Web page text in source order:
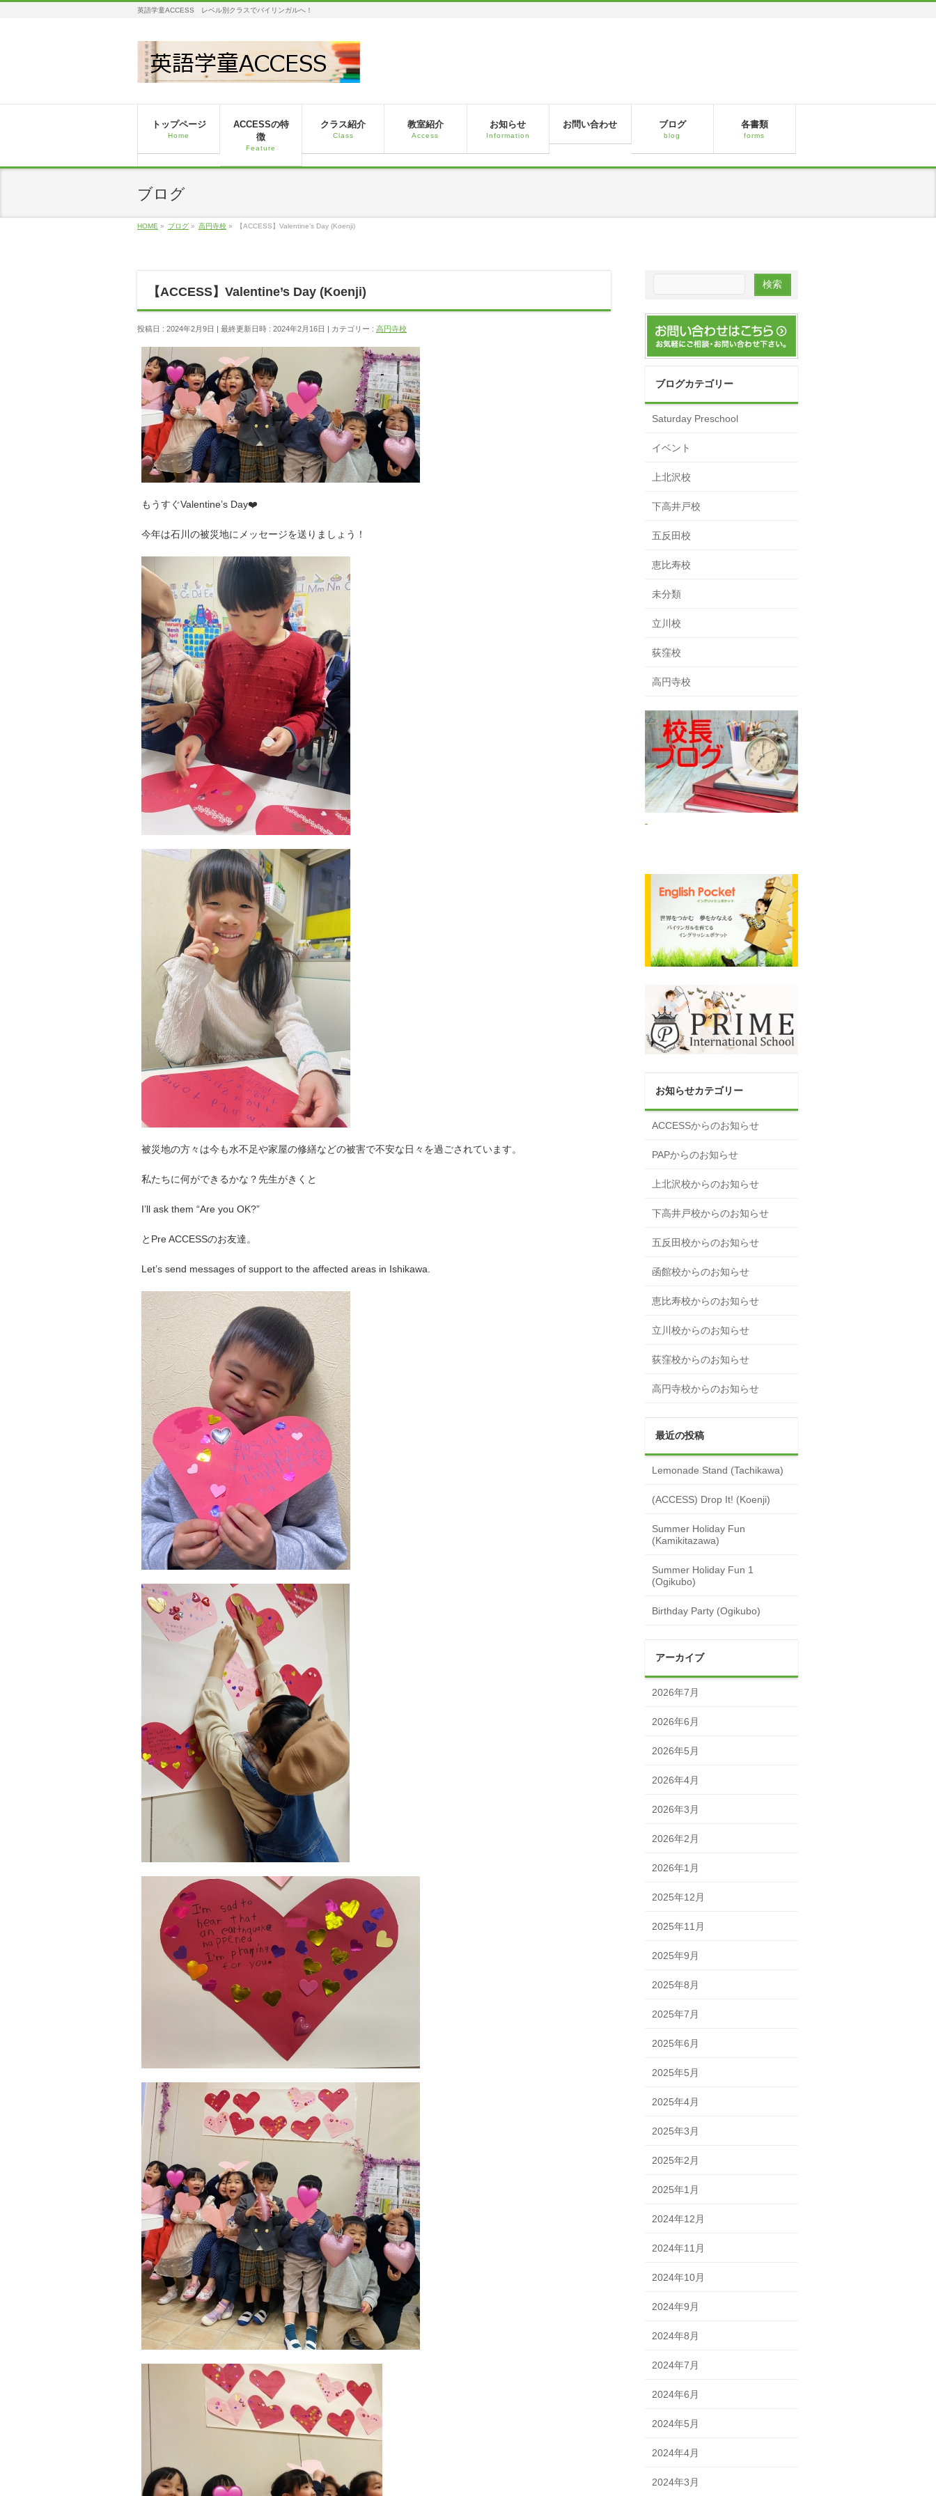
英語学童ACCESS レベル別クラスでバイリンガルへ！
トップページ
Home
ACCESSの特
徴
Feature
クラス紹介
Class
教室紹介
Access
お知らせ
Information
お問い合わせ ブログ
blog
各書類
forms
ブログ
HOME » ブログ » 高円寺校 » 【ACCESS】Valentine’s Day (Koenji)
【ACCESS】Valentine’s Day (Koenji)
投稿日 : 2024年2月9日 最終更新日時 : 2024年2月16日 カテゴリー : 高円寺校
もうすぐValentine’s Day❤️
今年は石川の被災地にメッセージを送りましょう！
被災地の方々は今も水不足や家屋の修繕などの被害で不安な日々を過ごされています。
私たちに何ができるかな？先生がきくと
I’ll ask them “Are you OK?”
とPre ACCESSのお友達。
Let’s send messages of support to the affected areas in Ishikawa.
ブログカテゴリー
Saturday Preschool
イベント
上北沢校
下高井戸校
五反田校
恵比寿校
未分類
立川校
荻窪校
高円寺校
お知らせカテゴリー
ACCESSからのお知らせ
PAPからのお知らせ
上北沢校からのお知らせ
下高井戸校からのお知らせ
五反田校からのお知らせ
函館校からのお知らせ
恵比寿校からのお知らせ
立川校からのお知らせ
荻窪校からのお知らせ
高円寺校からのお知らせ
最近の投稿
Lemonade Stand (Tachikawa)
(ACCESS) Drop It! (Koenji)
Summer Holiday Fun
(Kamikitazawa)
Summer Holiday Fun 1
(Ogikubo)
Birthday Party (Ogikubo)
アーカイブ
2026年7月
2026年6月
2026年5月
2026年4月
2026年3月
2026年2月
2026年1月
2025年12月
2025年11月
2025年9月
2025年8月
2025年7月
2025年6月
2025年5月
2025年4月
2025年3月
2025年2月
2025年1月
2024年12月
2024年11月
2024年10月
2024年9月
2024年8月
2024年7月
2024年6月
2024年5月
2024年4月
2024年3月